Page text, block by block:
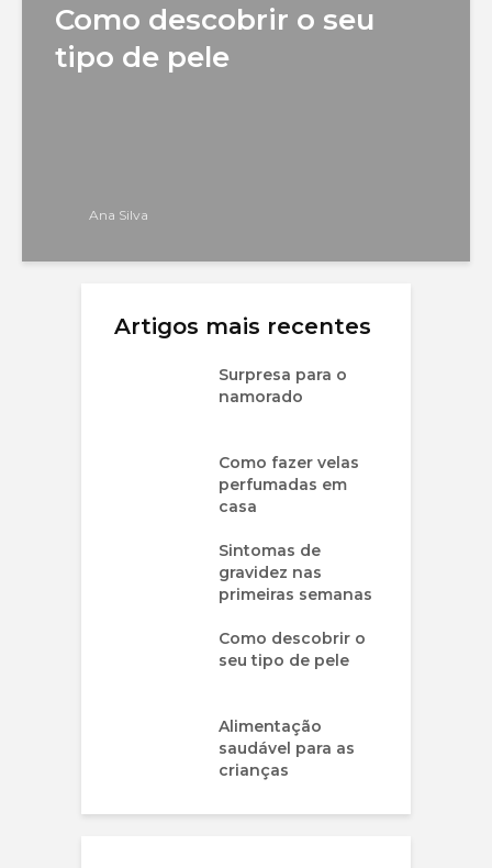
Como descobrir o seu
tipo de pele
Ana Silva
Artigos mais recentes
Surpresa para o
namorado
Como fazer velas
perfumadas em
casa
Sintomas de
gravidez nas
primeiras semanas
Como descobrir o
seu tipo de pele
Alimentação
saudável para as
crianças